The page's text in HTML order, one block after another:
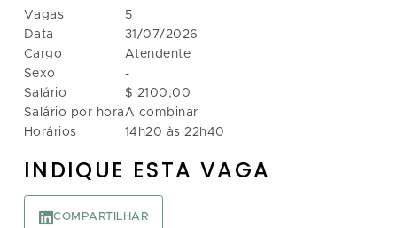
Vagas
Data
Cargo
Sexo
Salário
Salário por hora
Horários
5
31/07/2026
Atendente
-
$ 2100,00
A combinar
14h20 às 22h40
INDIQUE ESTA VAGA
COMPARTILHAR